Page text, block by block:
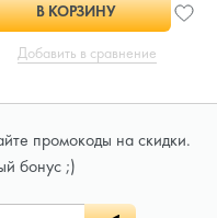
В КОРЗИНУ
Добавить в сравнение
промокоды на скидки.
бонус ;)